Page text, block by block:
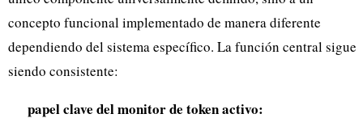
concepto funcional implementado de manera diferente
dependiendo del sistema específico. La función central sigue
siendo consistente:
papel clave del monitor de token activo: